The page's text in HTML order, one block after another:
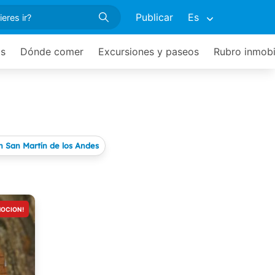
Publicar Es
Dónde comer Excursiones y paseos Rubro
San Martín de los Andes